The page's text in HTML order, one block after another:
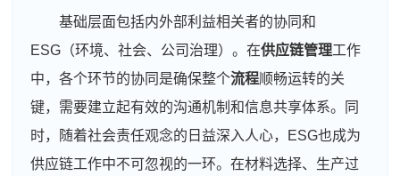
基础层面包括内外部利益相关者的协同和
ESG（环境、社会、公司治理）。在供应链管理工作
中，各个环节的协同是确保整个流程顺畅运转的关
键，需要建立起有效的沟通机制和信息共享体系。同
时，随着社会责任观念的日益深入人心，ESG也成为
供应链工作中不可忽视的一环。在材料选择、生产过